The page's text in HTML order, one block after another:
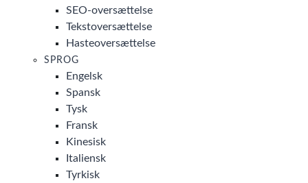
SEO-oversættelse
Tekstoversættelse
Hasteoversættelse
SPROG
Engelsk
Spansk
Tysk
Fransk
Kinesisk
Italiensk
Tyrkisk